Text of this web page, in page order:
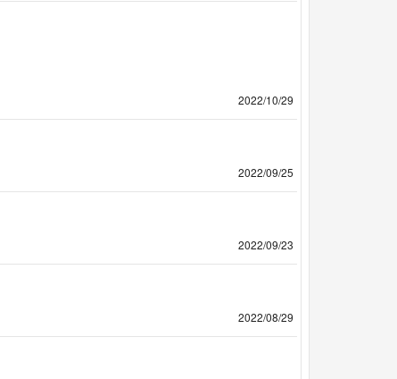
2022/10/29
2022/09/25
2022/09/23
2022/08/29